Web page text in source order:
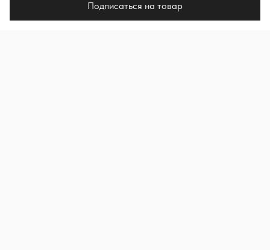
Подписаться на товар